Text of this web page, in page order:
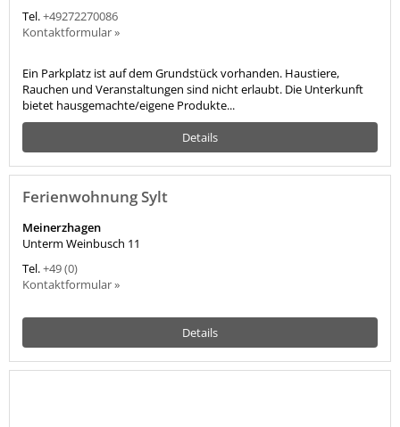
Tel.+49272270086
Kontaktformular »
Ein Parkplatz ist auf dem Grundstück vorhanden. Haustiere,
Rauchen und Veranstaltungen sind nicht erlaubt. Die Unterkunft
bietet hausgemachte/eigene Produkte...
Details
Ferienwohnung Sylt
Meinerzhagen
Unterm Weinbusch 11
Tel.+49 (0)
Kontaktformular »
Details